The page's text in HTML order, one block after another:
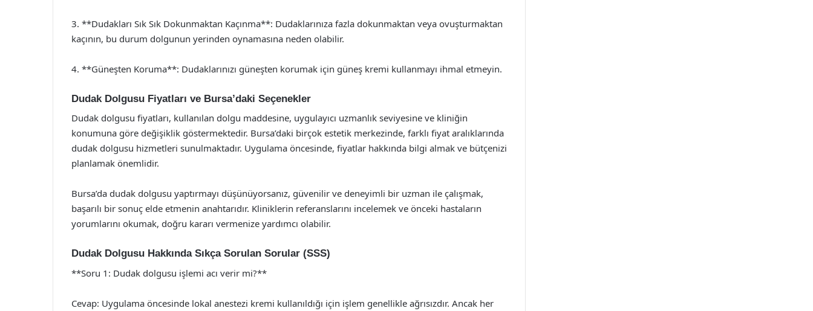
3. **Dudakları Sık Sık Dokunmaktan Kaçınma**: Dudaklarınıza fazla dokunmaktan veya ovuşturmaktan
kaçının, bu durum dolgunun yerinden oynamasına neden olabilir.
4. **Güneşten Koruma**: Dudaklarınızı güneşten korumak için güneş kremi kullanmayı ihmal etmeyin.
Dudak Dolgusu Fiyatları ve Bursa’daki Seçenekler
Dudak dolgusu fiyatları, kullanılan dolgu maddesine, uygulayıcı uzmanlık seviyesine ve kliniğin
konumuna göre değişiklik göstermektedir. Bursa’daki birçok estetik merkezinde, farklı fiyat aralıklarında
dudak dolgusu hizmetleri sunulmaktadır. Uygulama öncesinde, fiyatlar hakkında bilgi almak ve bütçenizi
planlamak önemlidir.
Bursa’da dudak dolgusu yaptırmayı düşünüyorsanız, güvenilir ve deneyimli bir uzman ile çalışmak,
başarılı bir sonuç elde etmenin anahtarıdır. Kliniklerin referanslarını incelemek ve önceki hastaların
yorumlarını okumak, doğru kararı vermenize yardımcı olabilir.
Dudak Dolgusu Hakkında Sıkça Sorulan Sorular (SSS)
**Soru 1: Dudak dolgusu işlemi acı verir mi?**
Cevap: Uygulama öncesinde lokal anestezi kremi kullanıldığı için işlem genellikle ağrısızdır. Ancak her